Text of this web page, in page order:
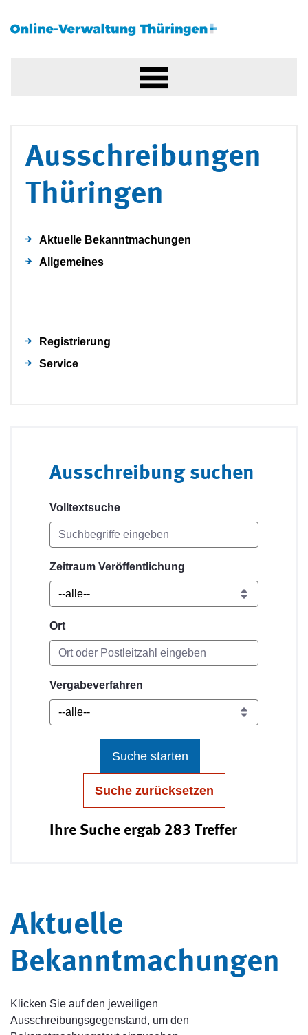
Ausschreibungen
Thüringen
Aktuelle Bekanntmachungen
Allgemeines
Registrierung
Service
Ausschreibung suchen
Volltextsuche
Zeitraum Veröffentlichung
Ort
Vergabeverfahren
Suche starten
Suche zurücksetzen
Ihre Suche ergab 283 Treffer
Aktuelle
Bekanntmachungen
Klicken Sie auf den jeweiligen
Ausschreibungsgegenstand, um den